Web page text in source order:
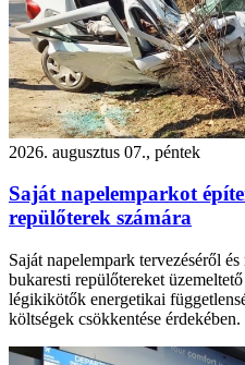
2026. augusztus 07., péntek
Saját napelemparkot
repülőterek számára
Saját napelempark tervezéséről
bukaresti repülőtereket
légikikötők energetikai
költségek csökkentése érdekében.